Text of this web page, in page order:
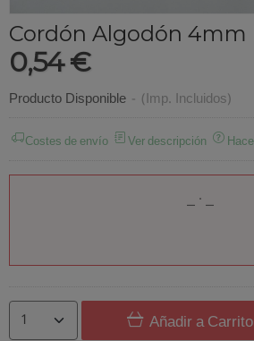
Cordón Algodón 4mm
0,54 €
Producto Disponible - (Imp. Incluidos)
Costes de envío Ver descripción
Añadir a Carrito